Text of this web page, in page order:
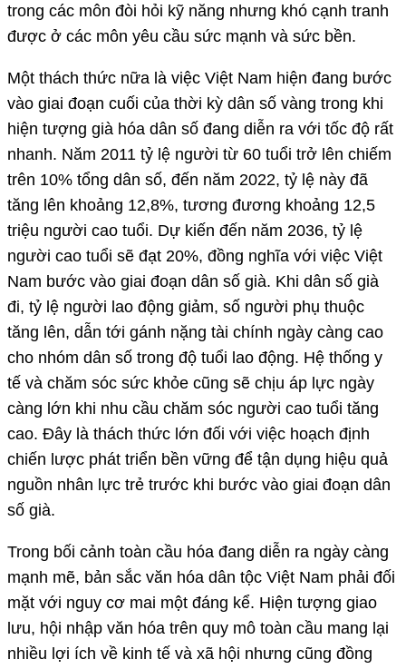
trong các môn đòi hỏi kỹ năng nhưng khó cạnh tranh
được ở các môn yêu cầu sức mạnh và sức bền.
Một thách thức nữa là việc Việt Nam hiện đang bước
vào giai đoạn cuối của thời kỳ dân số vàng trong khi
hiện tượng già hóa dân số đang diễn ra với tốc độ rất
nhanh. Năm 2011 tỷ lệ người từ 60 tuổi trở lên chiếm
trên 10% tổng dân số, đến năm 2022, tỷ lệ này đã
tăng lên khoảng 12,8%, tương đương khoảng 12,5
triệu người cao tuổi. Dự kiến đến năm 2036, tỷ lệ
người cao tuổi sẽ đạt 20%, đồng nghĩa với việc Việt
Nam bước vào giai đoạn dân số già. Khi dân số già
đi, tỷ lệ người lao động giảm, số người phụ thuộc
tăng lên, dẫn tới gánh nặng tài chính ngày càng cao
cho nhóm dân số trong độ tuổi lao động. Hệ thống y
tế và chăm sóc sức khỏe cũng sẽ chịu áp lực ngày
càng lớn khi nhu cầu chăm sóc người cao tuổi tăng
cao. Đây là thách thức lớn đối với việc hoạch định
chiến lược phát triển bền vững để tận dụng hiệu quả
nguồn nhân lực trẻ trước khi bước vào giai đoạn dân
số già.
Trong bối cảnh toàn cầu hóa đang diễn ra ngày càng
mạnh mẽ, bản sắc văn hóa dân tộc Việt Nam phải đối
mặt với nguy cơ mai một đáng kể. Hiện tượng giao
lưu, hội nhập văn hóa trên quy mô toàn cầu mang lại
nhiều lợi ích về kinh tế và xã hội nhưng cũng đồng